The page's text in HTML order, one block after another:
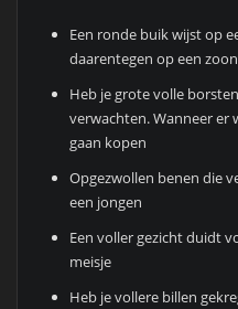
Een ronde buik wijst op
daarentegen op een zoon
Heb je grote volle
verwachten. Wanneer er
gaan kopen
Opgezwollen benen die
een jongen
Een voller gezicht duidt
meisje
Heb je vollere billen